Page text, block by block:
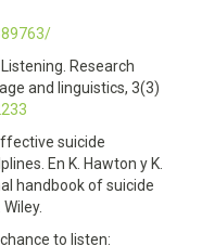
Research
and linguistics, 3(3)
suicide
En K. Hawton y K.
handbook of suicide
to listen: